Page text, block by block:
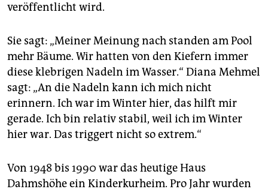
veröffentlicht wird.
Sie sagt: „Meiner Meinung nach standen am Pool
mehr Bäume. Wir hatten von den Kiefern immer
diese klebrigen Nadeln im Wasser.“ Diana Mehmel
sagt: „An die Nadeln kann ich mich nicht
erinnern. Ich war im Winter hier, das hilft mir
gerade. Ich bin relativ stabil, weil ich im Winter
hier war. Das triggert nicht so extrem.“
Von 1948 bis 1990 war das heutige Haus
Dahmshöhe ein Kinderkurheim. Pro Jahr wurden